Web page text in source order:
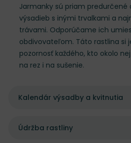
Jarmanky sú priam predurčené
výsadieb s inými trvalkami a
trávami. Odporúčame ich
obdivovateľom. Táto rastlina si
pozornosť každého, kto okolo
na rez i na sušenie.
Kalendár výsadby a kvitnutia
Údržba rastliny